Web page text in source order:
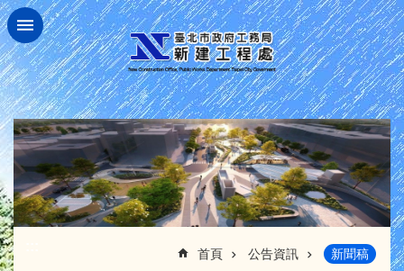
跳到主要內容區塊
首頁 公告資訊 新聞稿